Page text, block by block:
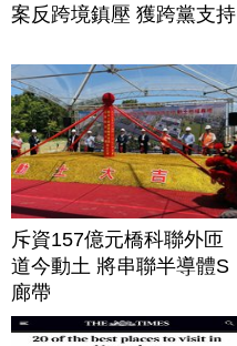
案反跨境鎮壓 獲跨黨支持
斥資157億元橋科聯外匝
道今動土 將串聯半導體S
廊帶